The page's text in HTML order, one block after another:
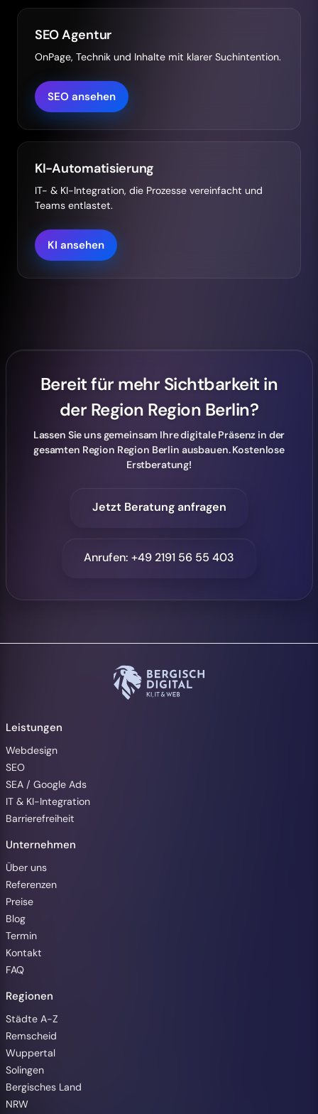
SEO Agentur
OnPage, Technik und Inhalte mit klarer Suchintention.
SEO ansehen
KI-Automatisierung
IT- & KI-Integration, die Prozesse vereinfacht und
Teams entlastet.
KI ansehen
Bereit für mehr Sichtbarkeit in
der Region Region Berlin?
Lassen Sie uns gemeinsam Ihre digitale Präsenz in der
gesamten Region Region Berlin ausbauen. Kostenlose
Erstberatung!
Jetzt Beratung anfragen
Anrufen: +49 2191 56 55 403
Leistungen
Webdesign
SEO
SEA / Google Ads
IT & KI-Integration
Barrierefreiheit
Unternehmen
Über uns
Referenzen
Preise
Blog
Termin
Kontakt
FAQ
Regionen
Städte A-Z
Remscheid
Wuppertal
Solingen
Bergisches Land
NRW
Barrierefreiheit
Animationen pausieren